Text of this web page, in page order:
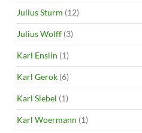
Julius Sturm (12)
Julius Wolff (3)
Karl Enslin (1)
Karl Gerok (6)
Karl Siebel (1)
Karl Woermann (1)